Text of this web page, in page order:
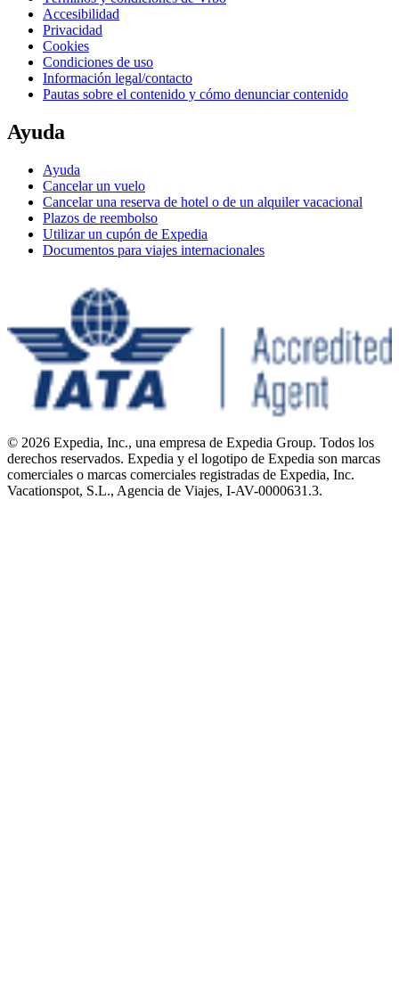
Accesibilidad
Privacidad
Cookies
Condiciones de uso
Información legal/contacto
Pautas sobre el contenido y cómo denunciar contenido
Ayuda
Ayuda
Cancelar un vuelo
Cancelar una reserva de hotel o de un alquiler vacacional
Plazos de reembolso
Utilizar un cupón de Expedia
Documentos para viajes internacionales
© 2026 Expedia, Inc., una empresa de Expedia Group. Todos los
derechos reservados. Expedia y el logotipo de Expedia son marcas
comerciales o marcas comerciales registradas de Expedia, Inc.
Vacationspot, S.L., Agencia de Viajes, I-AV-0000631.3.